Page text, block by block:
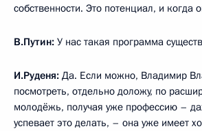
собственности. Это потенциал, и когда
В.Путин: У нас такая программа
И.Руденя: Да. Если можно, Владимир
посмотреть, отдельно доложу, по
молодёжь, получая уже профессию –
успевает это делать, – она уже имеет